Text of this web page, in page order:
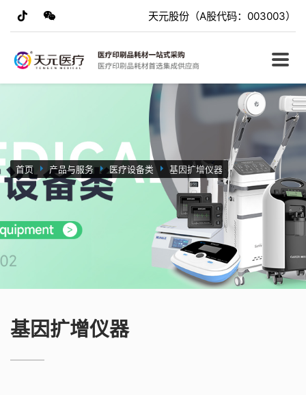
天元股份（A股代码：003003）
首页 产品与服务 医疗设备类 基因扩增仪器
基因扩增仪器